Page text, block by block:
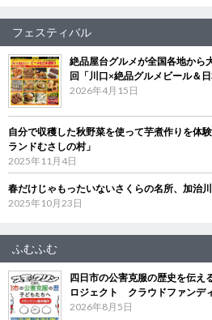
フェスティバル
絶品屋台グルメが全国各地か
回「川口×絶品グルメビール＆
2026年4月15日
自分で収穫した秋野菜を使って芋煮作りを体
ランドむさしの村」
2025年11月4日
春だけじゃもったいないさくらの名所、加治
2025年10月23日
ふむふむ
四日市の公害克服の歴史を伝え
ロジェクト クラウドファンデ
2026年8月5日